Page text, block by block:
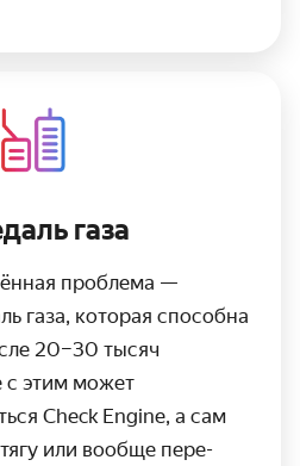
газа
проблема —
газа, которая способна
20–30 тысяч
с этим может
Check Engine, а сам
тягу или вообще пере­